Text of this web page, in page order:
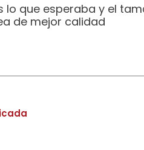
lo que esperaba y el
de mejor calidad